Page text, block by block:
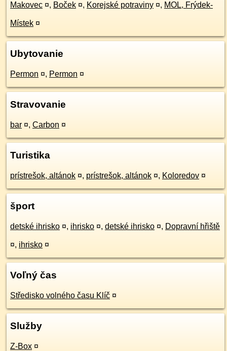
Makovec ¤, Boček ¤, Korejské potraviny ¤, MOL, Frýdek-
Místek ¤
Ubytovanie
Permon ¤, Permon ¤
Stravovanie
bar ¤, Carbon ¤
Turistika
prístrešok, altánok ¤, prístrešok, altánok ¤, Koloredov ¤
šport
detské ihrisko ¤, ihrisko ¤, detské ihrisko ¤, Dopravní hřiště
¤, ihrisko ¤
Voľný čas
Středisko volného času Klíč ¤
Služby
Z-Box ¤